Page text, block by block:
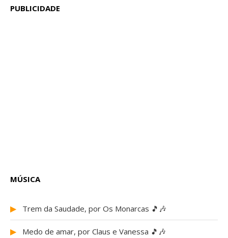
PUBLICIDADE
MÚSICA
▶ Trem da Saudade, por Os Monarcas 🎵🎶
▶ Medo de amar, por Claus e Vanessa 🎵🎶